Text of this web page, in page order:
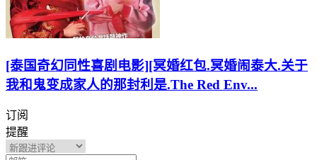
[泰国奇幻同性喜剧电影][冥婚红包.冥婚闹泰大.关于
我和鬼变成家人的那封利是.The Red Env...
订阅
提醒